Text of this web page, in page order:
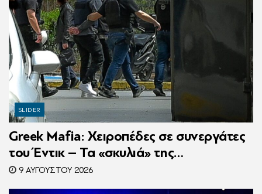
SLIDER
Greek Mafia: Χειροπέδες σε συνεργάτες
του Έντικ – Τα «σκυλιά» της
ρωσόφωνης μαφίας, οι εκβιασμοί και το
υπερπολυτελές Audi
9 ΑΥΓΟΎΣΤΟΥ 2026